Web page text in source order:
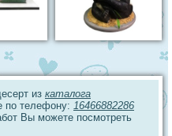
из каталога
по телефону: 16466882286
Вы можете посмотреть